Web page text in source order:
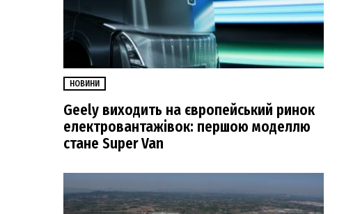
НОВИНИ
Geely виходить на європейський ринок
електровантажівок: першою моделлю
стане Super Van